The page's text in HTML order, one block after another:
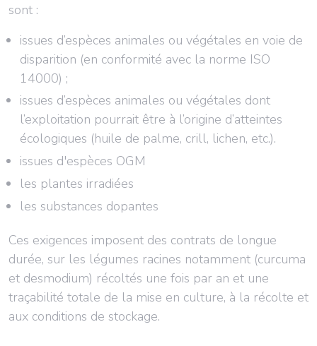
sont :
issues d’espèces animales ou végétales en voie de
disparition (en conformité avec la norme ISO
14000) ;
issues d’espèces animales ou végétales dont
l’exploitation pourrait être à l’origine d’atteintes
écologiques (huile de palme, crill, lichen, etc.).
issues d'espèces OGM
les plantes irradiées
les substances dopantes
Ces exigences imposent des contrats de longue
durée, sur les légumes racines notamment (curcuma
et desmodium) récoltés une fois par an et une
traçabilité totale de la mise en culture, à la récolte et
aux conditions de stockage.